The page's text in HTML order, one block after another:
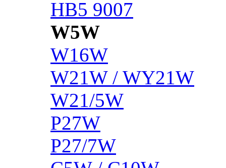
HB5 9007
W5W
W16W
W21W / WY21W
W21/5W
P27W
P27/7W